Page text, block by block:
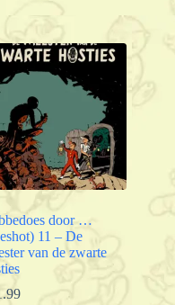
door …
11 – De
van de zwarte